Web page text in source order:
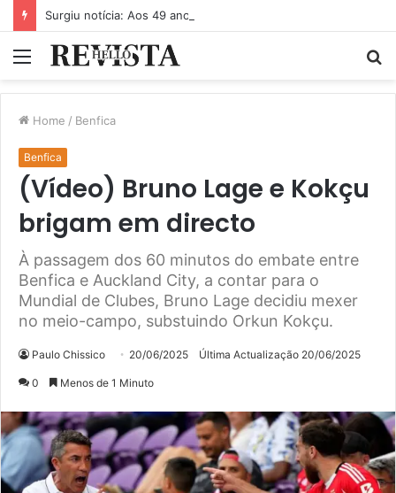
Menu
Home / Benfica
Benfica
(Vídeo) Bruno Lage e Kokçu
brigam em directo
À passagem dos 60 minutos do embate entre
Benfica e Auckland City, a contar para o
Mundial de Clubes, Bruno Lage decidiu mexer
no meio-campo, substuindo Orkun Kokçu.
Paulo Chissico 20/06/2025 Última Actualização 20/06/2025
0 Menos de 1 Minuto